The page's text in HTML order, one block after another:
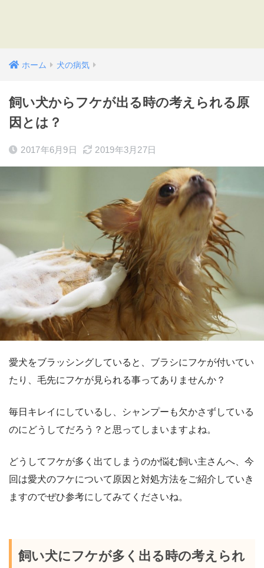
ホーム 犬の病気
飼い犬からフケが出る時の考えられる原
因とは？
2017年6月9日 2019年3月27日
愛犬をブラッシングしていると、ブラシにフケが付いてい
たり、毛先にフケが見られる事ってありませんか？
毎日キレイにしているし、シャンプーも欠かさずしている
のにどうしてだろう？と思ってしまいますよね。
どうしてフケが多く出てしまうのか悩む飼い主さんへ、今
回は愛犬のフケについて原因と対処方法をご紹介していき
ますのでぜひ参考にしてみてくださいね。
飼い犬にフケが多く出る時の考えられ